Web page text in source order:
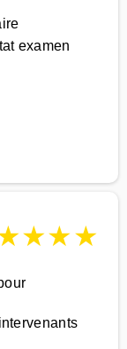
examen
★★★